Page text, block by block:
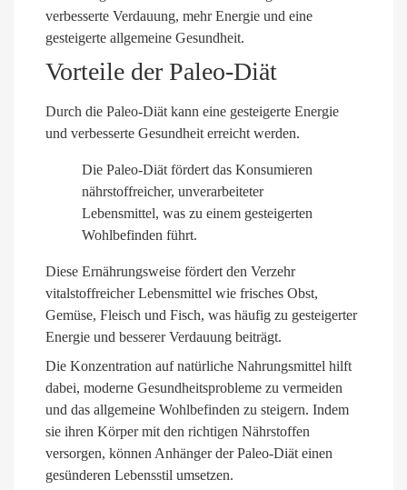
verbesserte Verdauung, mehr Energie und eine
gesteigerte allgemeine Gesundheit.
Vorteile der Paleo-Diät
Durch die Paleo-Diät kann eine gesteigerte Energie
und verbesserte Gesundheit erreicht werden.
Die Paleo-Diät fördert das Konsumieren
nährstoffreicher, unverarbeiteter
Lebensmittel, was zu einem gesteigerten
Wohlbefinden führt.
Diese Ernährungsweise fördert den Verzehr
vitalstoffreicher Lebensmittel wie frisches Obst,
Gemüse, Fleisch und Fisch, was häufig zu gesteigerter
Energie und besserer Verdauung beiträgt.
Die Konzentration auf natürliche Nahrungsmittel hilft
dabei, moderne Gesundheitsprobleme zu vermeiden
und das allgemeine Wohlbefinden zu steigern. Indem
sie ihren Körper mit den richtigen Nährstoffen
versorgen, können Anhänger der Paleo-Diät einen
gesünderen Lebensstil umsetzen.